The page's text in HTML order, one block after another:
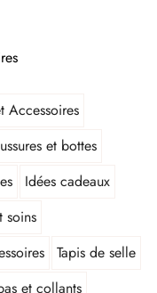
Accessoires
et bottes
Idées cadeaux
soins
Tapis de selle
et collants